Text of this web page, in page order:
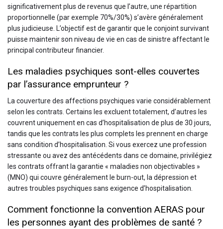
significativement plus de revenus que l’autre, une répartition
proportionnelle (par exemple 70%/30%) s’avère généralement
plus judicieuse. L’objectif est de garantir que le conjoint survivant
puisse maintenir son niveau de vie en cas de sinistre affectant le
principal contributeur financier.
Les maladies psychiques sont-elles couvertes
par l’assurance emprunteur ?
La couverture des affections psychiques varie considérablement
selon les contrats. Certains les excluent totalement, d’autres les
couvrent uniquement en cas d’hospitalisation de plus de 30 jours,
tandis que les contrats les plus complets les prennent en charge
sans condition d’hospitalisation. Si vous exercez une profession
stressante ou avez des antécédents dans ce domaine, privilégiez
les contrats offrant la garantie « maladies non objectivables »
(MNO) qui couvre généralement le burn-out, la dépression et
autres troubles psychiques sans exigence d’hospitalisation.
Comment fonctionne la convention AERAS pour
les personnes ayant des problèmes de santé ?